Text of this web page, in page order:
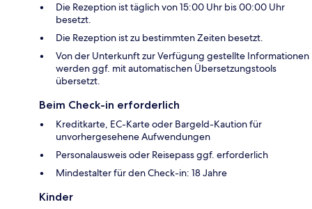
Die Rezeption ist täglich von 15:00 Uhr bis 00:00 Uhr
besetzt.
Die Rezeption ist zu bestimmten Zeiten besetzt.
Von der Unterkunft zur Verfügung gestellte Informationen
werden ggf. mit automatischen Übersetzungstools
übersetzt.
Beim Check-in erforderlich
Kreditkarte, EC-Karte oder Bargeld-Kaution für
unvorhergesehene Aufwendungen
Personalausweis oder Reisepass ggf. erforderlich
Mindestalter für den Check-in: 18 Jahre
Kinder